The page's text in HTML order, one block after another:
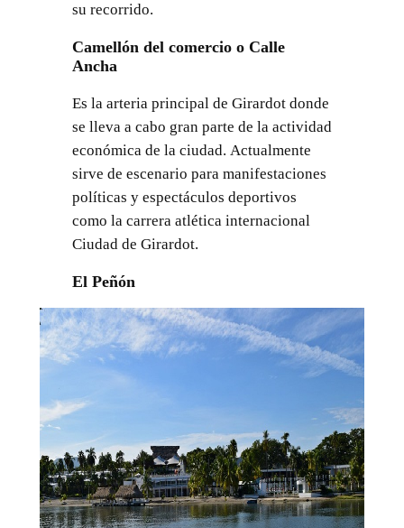
su recorrido.
Camellón del comercio o Calle
Ancha
Es la arteria principal de Girardot donde
se lleva a cabo gran parte de la actividad
económica de la ciudad. Actualmente
sirve de escenario para manifestaciones
políticas y espectáculos deportivos
como la carrera atlética internacional
Ciudad de Girardot.
El Peñón